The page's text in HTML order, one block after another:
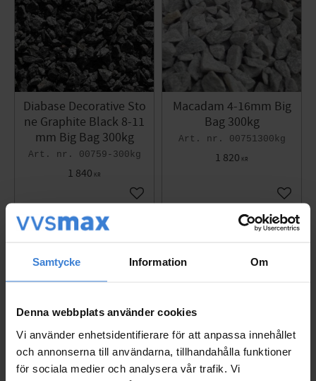
Samtycke Information Om
Denna webbplats använder cookies
Vi använder enhetsidentifierare för att anpassa innehållet
och annonserna till användarna, tillhandahålla funktioner
för sociala medier och analysera vår trafik. Vi
Diabase Decorative Sto
ne Graphite Black 8-11
mm Big Bag 300kg
00759-300kg
1 840 KR
Add to favorites
Macadam 4-16mm Big
Bag 300kg
00751300kg
1 820 KR
Add